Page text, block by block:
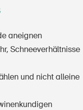
aneignen
Schneeverhältnisse
und nicht alleine